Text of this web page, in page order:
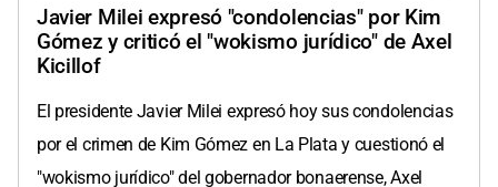
Javier Milei expresó "condolencias" por Kim
Gómez y criticó el "wokismo jurídico" de Axel
Kicillof
El presidente Javier Milei expresó hoy sus condolencias
por el crimen de Kim Gómez en La Plata y cuestionó el
"wokismo jurídico" del gobernador bonaerense, Axel